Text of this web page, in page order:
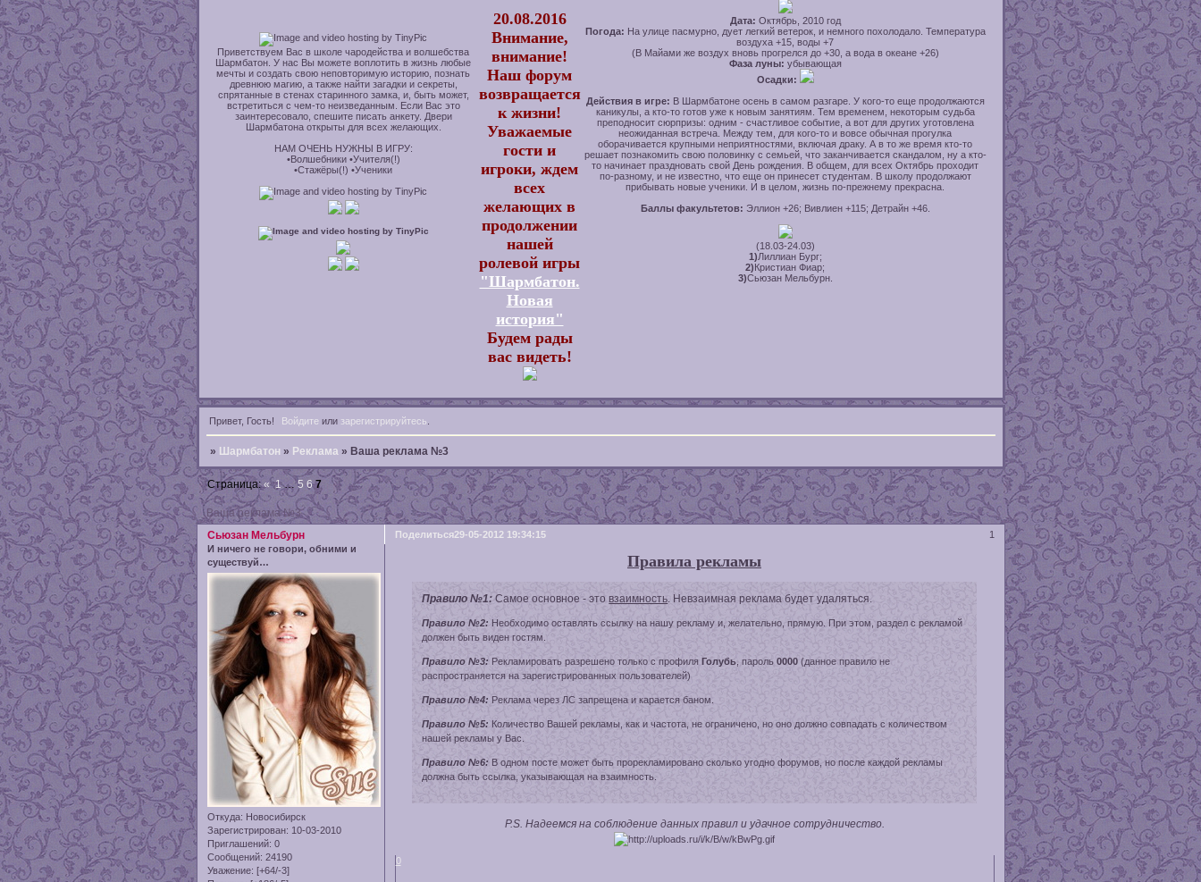
Приветствуем Вас в школе чародейства и волшебства
Шармбатон. У нас Вы можете воплотить в жизнь любые
мечты и создать свою неповторимую историю, познать
древнюю магию, а также найти загадки и секреты,
спрятанные в стенах старинного замка, и, быть может,
встретиться с чем-то неизведанным. Если Вас это
заинтересовало, спешите писать анкету. Двери
Шармбатона открыты для всех желающих.
НАМ ОЧЕНЬ НУЖНЫ В ИГРУ:
•Волшебники •Учителя(!)
•Стажёры(!) •Ученики
20.08.2016
Внимание,
внимание!
Наш форум
возвращается
к жизни!
Уважаемые
гости и
игроки, ждем
всех
желающих в
продолжении
нашей
ролевой игры
"Шармбатон.
Новая
история"
Будем рады
вас видеть!
Дата: Октябрь, 2010 год
Погода: На улице пасмурно, дует легкий ветерок, и немного похолодало. Температура
воздуха +15, воды +7
(В Майами же воздух вновь прогрелся до +30, а вода в океане +26)
Фаза луны: убывающая
Осадки:
Действия в игре: В Шармбатоне осень в самом разгаре. У кого-то еще продолжаются
каникулы, а кто-то готов уже к новым занятиям. Тем временем, некоторым судьба
преподносит сюрпризы: одним - счастливое событие, а вот для других уготовлена
неожиданная встреча. Между тем, для кого-то и вовсе обычная прогулка
оборачивается крупными неприятностями, включая драку. А в то же время кто-то
решает познакомить свою половинку с семьей, что заканчивается скандалом, ну а кто-
то начинает праздновать свой День рождения. В общем, для всех Октябрь проходит
по-разному, и не известно, что еще он принесет студентам. В школу продолжают
прибывать новые ученики. И в целом, жизнь по-прежнему прекрасна.
Баллы факультетов: Эллион +26; Вивлиен +115; Детрайн +46.
(18.03-24.03)
1)Лиллиан Бург;
2)Кристиан Фиар;
3)Сьюзан Мельбурн.
Привет, Гость! Войдите или зарегистрируйтесь
» Шармбатон » Реклама » Ваша реклама №3
Ваша реклама №3
Страница:« 1 … 5 6 7
Поделиться 1
29-05-2012 19:34:15
Сьюзан Мельбурн
И ничего не говори, обними и
существуй…
Откуда: Новосибирск
Зарегистрирован: 10-03-2010
Приглашений: 0
Сообщений: 24190
Уважение: [+64/-3]
Правила рекламы
Правило №1: Самое основное - этовзаимность. Невзаимная реклама будет удаляться.
Правило №2: Необходимо оставлять ссылку на нашу рекламу и, желательно, прямую. При этом, раздел с рекламой
должен быть виден гостям.
Правило №3: Рекламировать разрешено только с профиляГолубь , пароль0000 (данное правило не
распространяется на зарегистрированных пользователей)
Правило №4: Реклама через ЛС запрещена и карается баном.
Правило №5: Количество Вашей рекламы, как и частота, не ограничено, но оно должно совпадать с количеством
нашей рекламы у Вас.
Правило №6: В одном посте может быть прорекламировано сколько угодно форумов, но после каждой рекламы
должна быть ссылка, указывающая на взаимность.
P.S. Надеемся на соблюдение данных правил и удачное сотрудничество.
0